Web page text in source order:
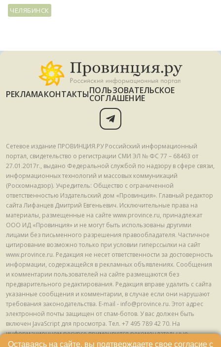
ЧЕЛЯБИНСК
РЕКЛАМАКОНТАКТЫПОЛЬЗОВАТЕЛЬСКОЕ
СОГЛАШЕНИЕ
Сетевое издание ПРОВИНЦИЯ.РУ Российский информационный
портал, свидетельство о регистрации СМИ ЭЛ № ФС 77 – 68463 от
27.01.2017г., выдано Федеральной службой по надзору в сфере связи,
информационных технологий и массовых коммуникаций
(Роскомнадзор). Учредитель: Общество с ограниченной
ответственностью Издательский дом «Провинция». Главный редактор
сайта Лифанцев Дмитрий Евгеньевич. Исключительные права на
материалы, размещенные на сайте www.province.ru, принадлежат
ООО ИД «Провинция» и не могут быть использованы другими
лицами без письменного разрешения правообладателя. Частичное
цитирование возможно только при условии гиперссылки на сайт
www.province.ru. Редакция не несет ответственности за достоверность
информации, содержащейся в рекламных объявлениях. Сообщения
и комментарии пользователей на сайте размещаются без
предварительного редактирования. Редакция вправе удалить с сайта
указанные сообщения и комментарии, в случае если они нарушают
требования законодательства. E-mail - info@province.ru. Этот адрес
электронной почты защищен от спам-ботов. У вас должен быть
включен JavaScript для просмотра. Tел. +7 495 789 42 70. На
информационном ресурсе применяются рекомендательные
технологии (информационные технологии предоставления
Оставаясь на сайте, вы подтверждаете свое согласие с